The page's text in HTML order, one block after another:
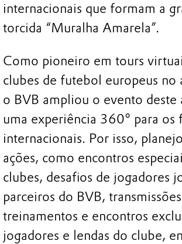
internacionais que formam a
torcida “Muralha Amarela”.
Como pioneiro em tours
clubes de futebol europeus no
o BVB ampliou o evento deste
uma experiência 360​​° para os
internacionais. Por isso,
ações, como encontros
clubes, desafios de jogadores
parceiros do BVB,
treinamentos e encontros
jogadores e lendas do clube,